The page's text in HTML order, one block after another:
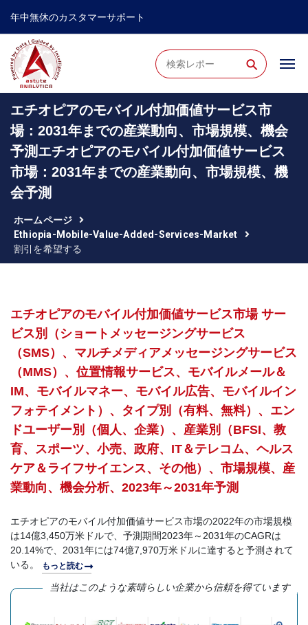
年中無休のカスタマーサポート
⚲
エチオピアのモバイル付加価値サービス市
場：2031年までの産業動向、市場規模、機会
予測エチオピアのモバイル付加価値サービス
市場：2031年までの産業動向、市場規模、機
会予測
ホームページ
Ethiopia-Mobile-Value-Added-Services-Market
割引を希望する
エチオピアのモバイル付加価値サービス市場 サー
ビス別（ショートメッセージングサービス
（SMS）、マルチメディアメッセージングサービス
（MMS）、位置情報サービス、モバイルメール＆
IM、モバイルマネー、モバイル広告、モバイルイン
フォテイメント）、タイプ別（有料、無料）、エン
ドユーザー別（個人、企業）、産業別（BFSI、教
育、スポーツ、小売、政府、IT＆テレコム、ヘルス
ケア＆ライフサイエンス、その他）、市場規模、産
業動向、機会分析、2023年～2031年予測
エチオピアのモバイル付加価値サービス市場の2022年の市場規模
は14億3,450万米ドルで、予測期間2023年～2031年のCAGRは
20.14%で、2031年には74億7,970万米ドルに達すると予測されて
いる。
もっと読む
当社はこのような素晴らしい企業から信頼を得ています